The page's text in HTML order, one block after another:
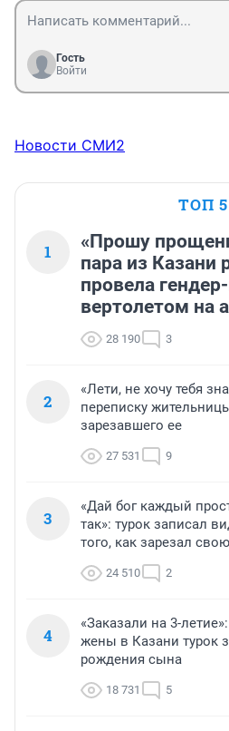
Гость
Войти
Новости СМИ2
ТОП 5
1
«Прошу
пара из Казани
провела
вертолетом на
28 190 3
2
«Лети, не хочу тебя
переписку
зарезавшего ее
27 531 9
3
«Дай бог каждый
так»: турок записал
того, как зарезал
24 510 2
4
«Заказали на 3-
жены в Казани турок
рождения сына
18 731 5